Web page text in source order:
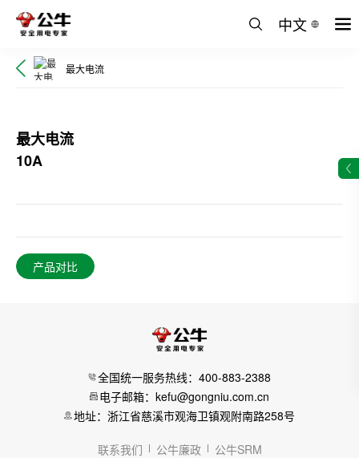
中文
最大电流
最大电流
10A
产品对比
全国统一服务热线：400-883-2388
电子邮箱：kefu@gongniu.com.cn
地址：浙江省慈溪市观海卫镇观附南路258号
联系我们 公牛廉政
公牛SRM